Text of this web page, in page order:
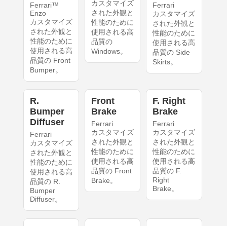
Ferrari™
Enzo
カスタマイズ
された外観と
性能のために
使用される高
品質の Front
Bumper。
カスタマイズ
された外観と
性能のために
使用される高
品質の
Windows。
Ferrari
カスタマイズ
された外観と
性能のために
使用される高
品質の Side
Skirts。
R.
Bumper
Diffuser
Ferrari
カスタマイズ
された外観と
性能のために
使用される高
品質の R.
Bumper
Diffuser。
Front
Brake
Ferrari
カスタマイズ
された外観と
性能のために
使用される高
品質の Front
Brake。
F. Right
Brake
Ferrari
カスタマイズ
された外観と
性能のために
使用される高
品質の F.
Right
Brake。